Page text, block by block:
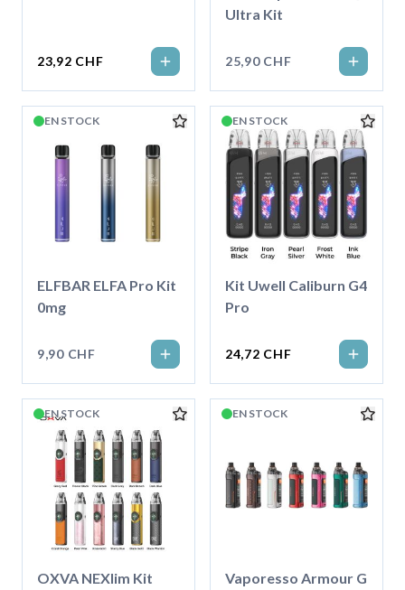
23,92 CHF
Ultra Kit
25,90 CHF
EN STOCK
ELFBAR ELFA Pro Kit
0mg
9,90 CHF
EN STOCK
Kit Uwell Caliburn G4
Pro
24,72 CHF
EN STOCK
OXVA NEXlim Kit
EN STOCK
Vaporesso Armour G